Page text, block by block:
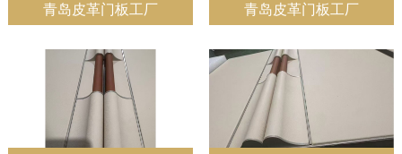
青岛皮革门板工厂 青岛皮革门板工厂